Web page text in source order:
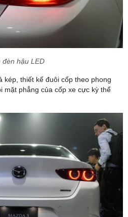
đèn hậu LED
kép, thiết kế đuôi cốp theo phong
mặt phẳng của cốp xe cực kỳ thể